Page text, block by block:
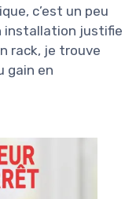
c’est un peu
installation justifie
rack, je trouve
gain en